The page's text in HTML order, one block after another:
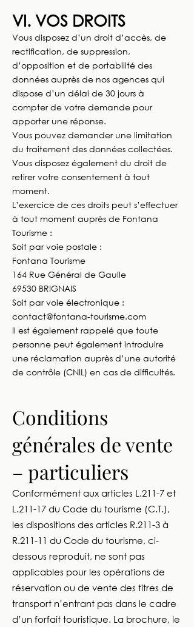
VI. VOS DROITS
Vous disposez d’un droit d’accès, de
rectification, de suppression,
d’opposition et de portabilité des
données auprès de nos agences qui
dispose d’un délai de 30 jours à
compter de votre demande pour
apporter une réponse.
Vous pouvez demander une limitation
du traitement des données collectées.
Vous disposez également du droit de
retirer votre consentement à tout
moment.
L’exercice de ces droits peut s’effectuer
à tout moment auprès de Fontana
Tourisme :
Soit par voie postale :
Fontana Tourisme
164 Rue Général de Gaulle
69530 BRIGNAIS
Soit par voie électronique :
contact@fontana-tourisme.com
Il est également rappelé que toute
personne peut également introduire
une réclamation auprès d’une autorité
de contrôle (CNIL) en cas de difficultés.
Conditions
générales de vente
– particuliers
Conformément aux articles L.211-7 et
L.211-17 du Code du tourisme (C.T.),
les dispositions des articles R.211-3 à
R.211-11 du Code du tourisme, ci-
dessous reproduit, ne sont pas
applicables pour les opérations de
réservation ou de vente des titres de
transport n’entrant pas dans le cadre
d’un forfait touristique. La brochure, le